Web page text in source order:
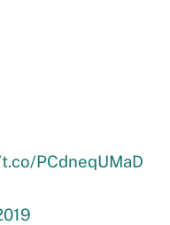
PCdneqUMaD